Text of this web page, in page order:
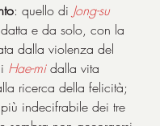
: quello di Jong-su
e da solo, con la
dalla violenza del
Hae-mi dalla vita
ricerca della felicità;
indecifrabile dei tre